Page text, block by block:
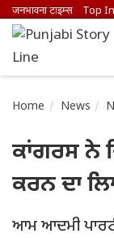
जनभावना टाइम्स Top
Home News
ਕਾਂਗਰਸ ਨੇ
ਕਰਨ ਦਾ
ਆਮ ਆਦਮੀ